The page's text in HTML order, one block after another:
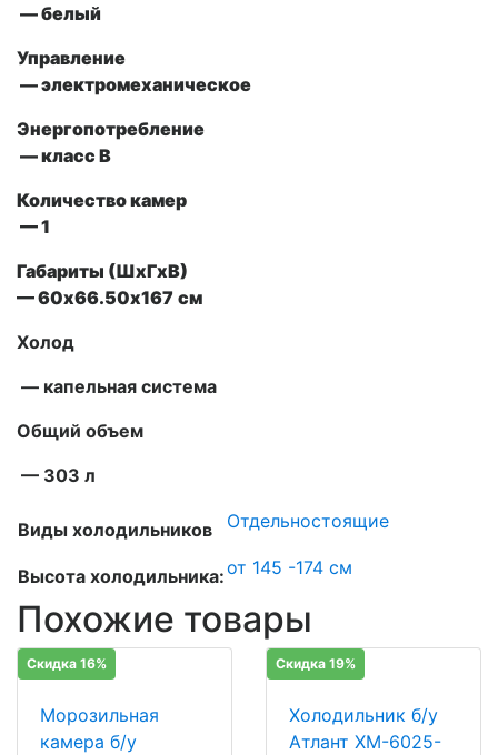
— белый
Управление
— электромеханическое
Энергопотребление
— класс В
Количество камер
— 1
Габариты (ШxГxВ)
—60х66.50х167 см
Холод
— капельная система
Общий объем
— 303 л
Виды холодильников Отдельностоящие
Высота холодильника:от 145 -174 см
Похожие товары
Скидка 16%
Морозильная
камера б/у
Скидка 19%
Холодильник б/у
Атлант ХМ-6025-